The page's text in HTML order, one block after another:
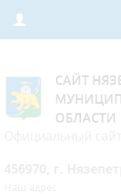
САЙТ
ОБЛАСТИ